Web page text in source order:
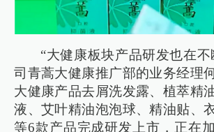
“大健康板块产品研发也在
司青蒿大健康推广部的业务经理
大健康产品去屑洗发露、植萃精
液、艾叶精油泡泡球、精油贴、
等6款产品完成研发上市，正在